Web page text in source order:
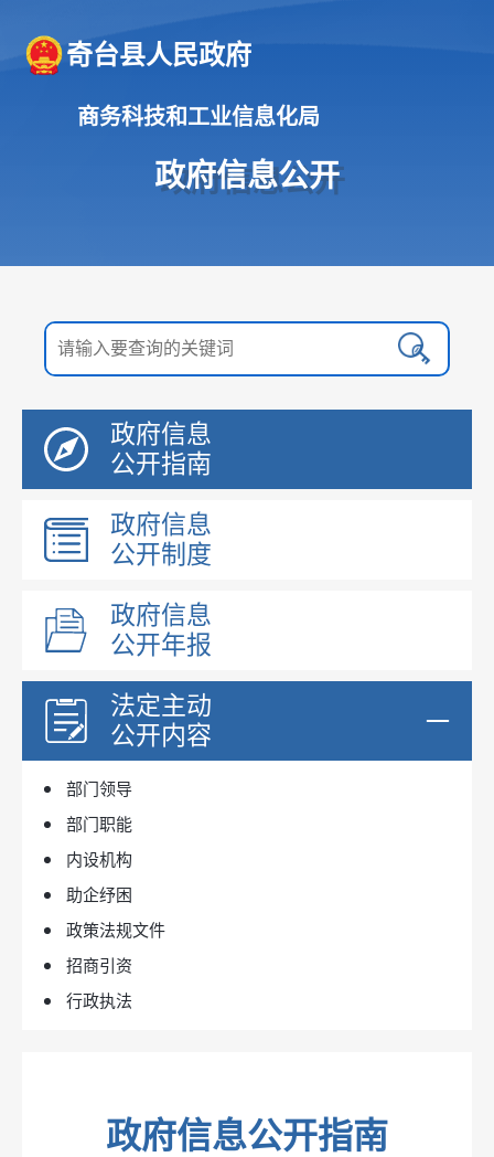
奇台县人民政府
商务科技和工业信息化局
政府信息公开
政府信息
公开指南
政府信息
公开制度
政府信息
公开年报
法定主动
公开内容
部门领导
部门职能
内设机构
助企纾困
政策法规文件
招商引资
行政执法
政府信息公开指南